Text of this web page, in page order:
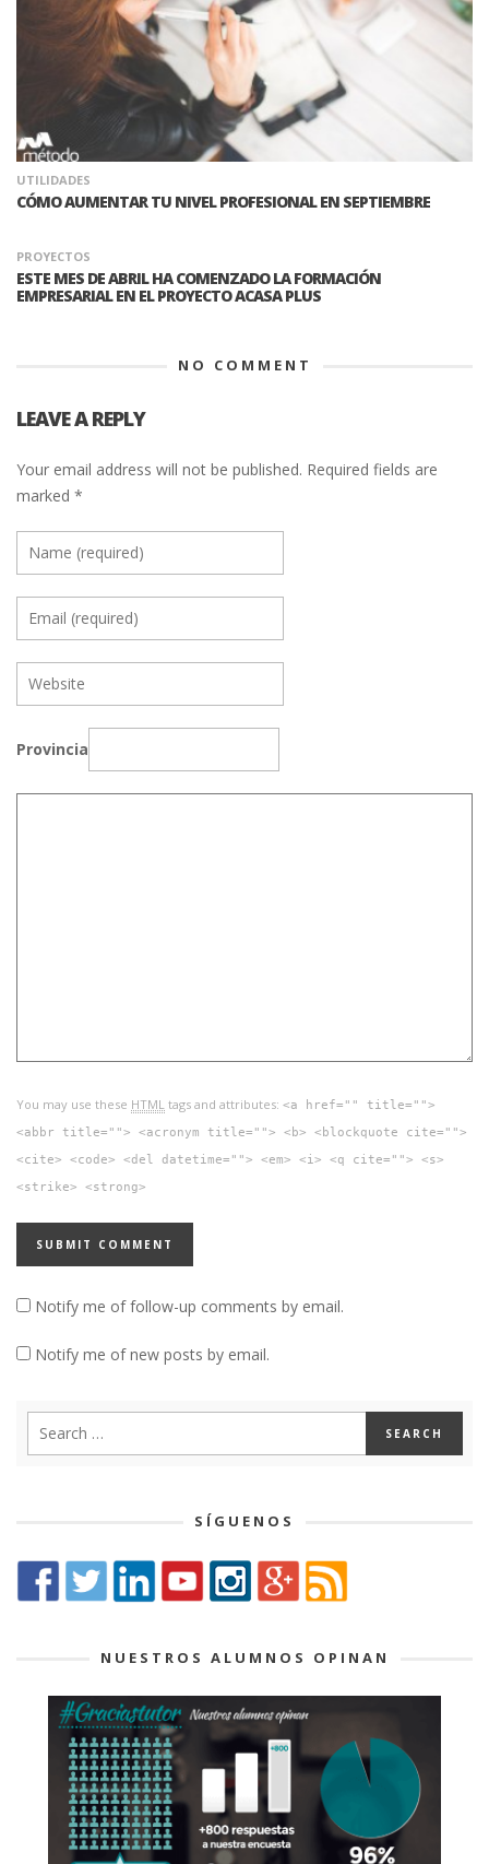
UTILIDADES
CÓMO AUMENTAR TU NIVEL PROFESIONAL EN SEPTIEMBRE
PROYECTOS
ESTE MES DE ABRIL HA COMENZADO LA FORMACIÓN
EMPRESARIAL EN EL PROYECTO ACASA PLUS
NO COMMENT
LEAVE A REPLY
Your email address will not be published. Required fields are
marked *
Provincia
You may use these HTML tags and attributes: <a href="" title="">
<abbr title=""> <acronym title=""> <b> <blockquote cite="">
<cite> <code> <del datetime=""> <em> <i> <q cite=""> <s>
<strike> <strong>
Notify me of follow-up comments by email.
Notify me of new posts by email.
SÍGUENOS
NUESTROS ALUMNOS OPINAN